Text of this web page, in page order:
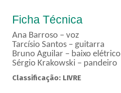
Ficha Técnica
Ana Barroso – voz
Tarcísio Santos – guitarra
Bruno Aguilar – baixo elétrico
Sérgio Krakowski – pandeiro
Classificação: LIVRE